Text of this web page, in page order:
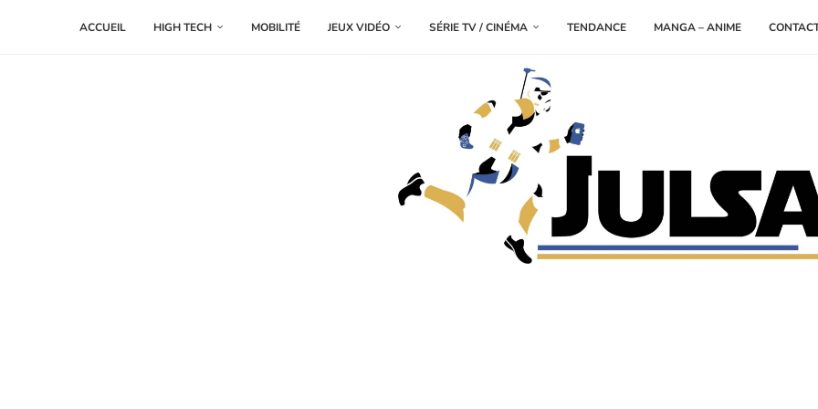
ACCUEIL HIGH TECH MOBILITÉ JEUX VIDÉO SÉRIE TV / CINÉMA TENDANCE MANGA – ANIME